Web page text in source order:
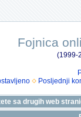
Fojnica
(1999-
Posljednji
sa drugih web